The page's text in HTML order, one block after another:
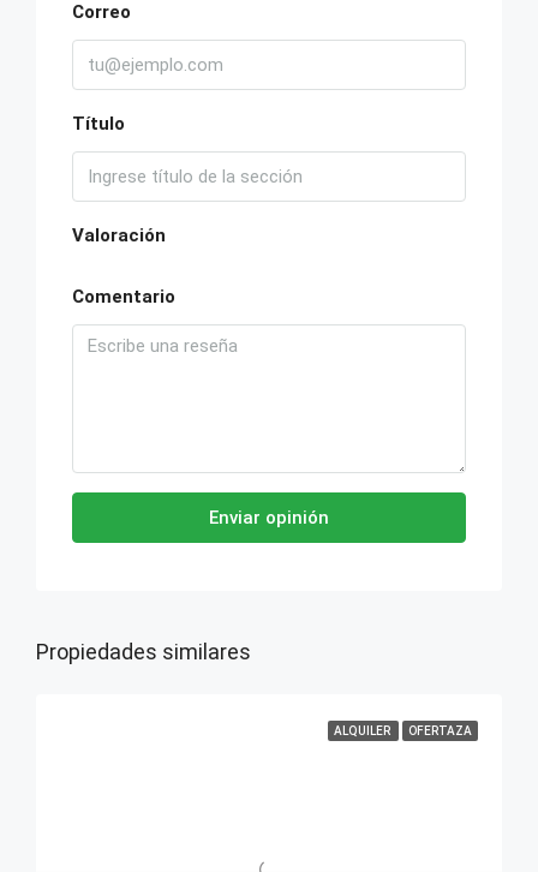
Correo
Título
Valoración
Comentario
Enviar opinión
Propiedades similares
ALQUILER OFERTAZA